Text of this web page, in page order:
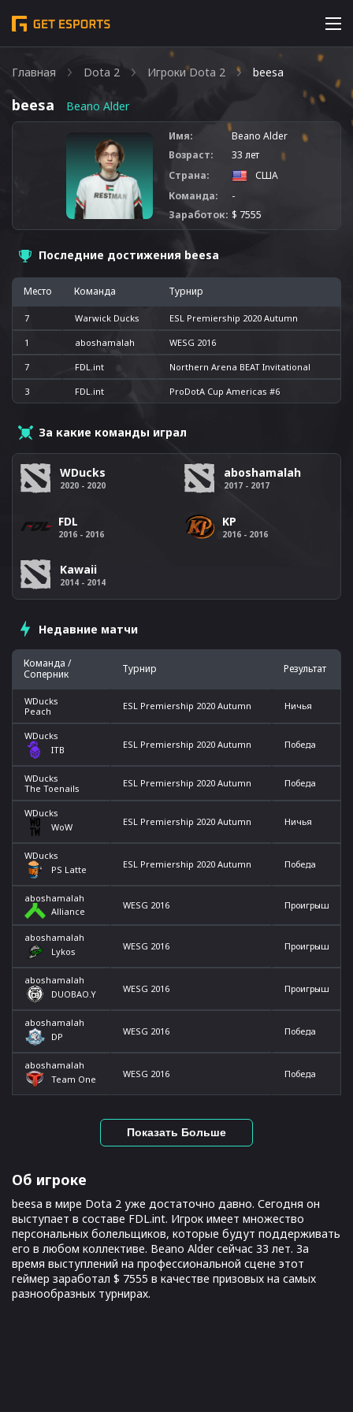
Главная Dota 2 Игроки Dota 2 beesa
beesa Beano Alder
Имя:
Beano Alder
Возраст:
33 лет
Страна:
США
Команда:
-
Заработок: $ 7555
Последние достижения beesa
Место Команда Турнир
7 Warwick Ducks ESL Premiership 2020 Autumn
1 aboshamalah WESG 2016
7 FDL.int Northern Arena BEAT Invitational
3 FDL.int ProDotA Cup Americas #6
Недавние матчи
Команда /
Соперник
Турнир Результат
WDucks
Peach
ESL Premiership 2020 Autumn Ничья
WDucks
ITB
ESL Premiership 2020 Autumn Победа
WDucks
The Toenails
ESL Premiership 2020 Autumn Победа
WDucks
WoW
ESL Premiership 2020 Autumn Ничья
WDucks
PS Latte
ESL Premiership 2020 Autumn Победа
aboshamalah
Alliance
WESG 2016 Проигрыш
aboshamalah
Lykos
WESG 2016 Проигрыш
aboshamalah
DUOBAO.Y
WESG 2016 Проигрыш
aboshamalah
DP
WESG 2016 Победа
aboshamalah
Team One
WESG 2016 Победа
Показать Больше
Об игроке
beesa в мире Dota 2 уже достаточно давно. Сегодня он
выступает в составе FDL.int. Игрок имеет множество
персональных болельщиков, которые будут поддерживать
его в любом коллективе. Beano Alder сейчас 33 лет. За
время выступлений на профессиональной сцене этот
геймер заработал $ 7555 в качестве призовых на самых
разнообразных турнирах.
За какие команды играл
WDucks
2020 - 2020
aboshamalah
2017 - 2017
FDL
2016 - 2016
KP
2016 - 2016
Kawaii
2014 - 2014